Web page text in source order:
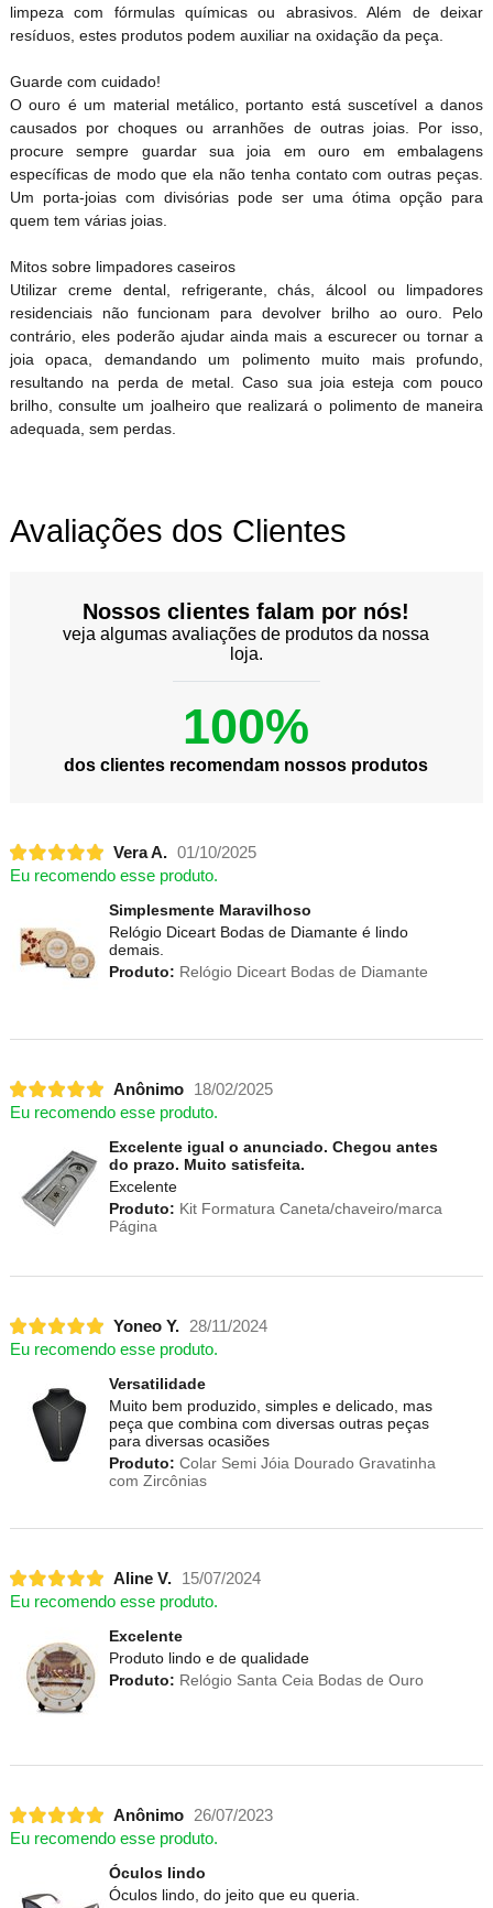
limpeza com fórmulas químicas ou abrasivos. Além de deixar
resíduos, estes produtos podem auxiliar na oxidação da peça.
Guarde com cuidado!
O ouro é um material metálico, portanto está suscetível a danos
causados por choques ou arranhões de outras joias. Por isso,
procure sempre guardar sua joia em ouro em embalagens
específicas de modo que ela não tenha contato com outras peças.
Um porta-joias com divisórias pode ser uma ótima opção para
quem tem várias joias.
Mitos sobre limpadores caseiros
Utilizar creme dental, refrigerante, chás, álcool ou limpadores
residenciais não funcionam para devolver brilho ao ouro. Pelo
contrário, eles poderão ajudar ainda mais a escurecer ou tornar a
joia opaca, demandando um polimento muito mais profundo,
resultando na perda de metal. Caso sua joia esteja com pouco
brilho, consulte um joalheiro que realizará o polimento de maneira
adequada, sem perdas.
Avaliações dos Clientes
Nossos clientes falam por nós!
veja algumas avaliações de produtos da nossa
loja.
100%
dos clientes recomendam nossos produtos
Vera A. 01/10/2025
Eu recomendo esse produto.
Simplesmente Maravilhoso
Relógio Diceart Bodas de Diamante é lindo
demais.
Produto: Relógio Diceart Bodas de Diamante
Anônimo
18/02/2025
Eu recomendo esse produto.
Excelente igual o anunciado. Chegou antes
do prazo. Muito satisfeita.
Excelente
Produto: Kit Formatura Caneta/chaveiro/marca
Página
Yoneo Y.
28/11/2024
Eu recomendo esse produto.
Versatilidade
Muito bem produzido, simples e delicado, mas
peça que combina com diversas outras peças
para diversas ocasiões
Produto: Colar Semi Jóia Dourado Gravatinha
com Zircônias
Aline V.
15/07/2024
Eu recomendo esse produto.
Excelente
Produto lindo e de qualidade
Produto: Relógio Santa Ceia Bodas de Ouro
Anônimo
26/07/2023
Eu recomendo esse produto.
Óculos lindo
Óculos lindo, do jeito que eu queria.